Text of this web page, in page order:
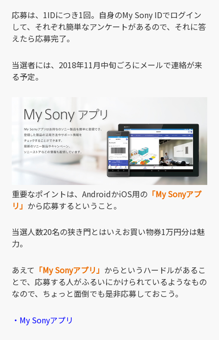
応募は、1IDにつき1回。自身のMy Sony IDでログイン
して、それぞれ簡単なアンケートがあるので、それに答
えたら応募完了。
当選者には、2018年11月中旬ごろにメールで連絡が来
る予定。
重要なポイントは、AndroidかiOS用の 「My Sonyアプ
リ」 から応募するということ。
当選人数20名の狭き門とはいえお買い物券1万円分は魅
力。
あえて 「My Sonyアプリ」 からというハードルがあるこ
とで、応募する人がふるいにかけられているようなもの
なので、ちょっと面倒でも是非応募しておこう。
・My Sonyアプリ